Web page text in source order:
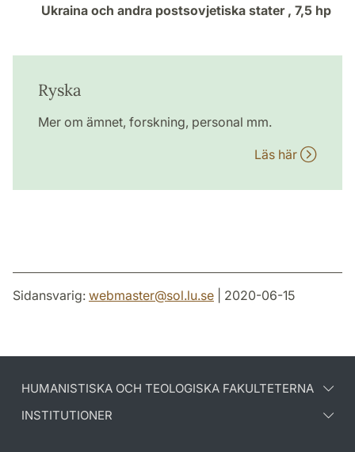
Ukraina och andra postsovjetiska stater , 7,5 hp
Ryska
Mer om ämnet, forskning, personal mm.
Läs här
Sidansvarig: webmaster@sol.lu.se | 2020-06-15
HUMANISTISKA OCH TEOLOGISKA FAKULTETERNA
INSTITUTIONER